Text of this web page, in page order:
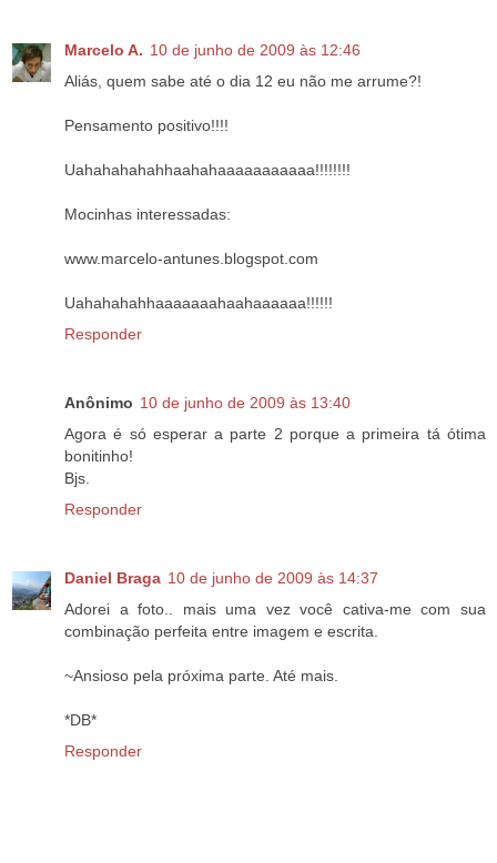
Marcelo A. 10 de junho de 2009 às 12:46
Aliás, quem sabe até o dia 12 eu não me arrume?!
Pensamento positivo!!!!
Uahahahahahhaahahaaaaaaaaaaa!!!!!!!!
Mocinhas interessadas:
www.marcelo-antunes.blogspot.com
Uahahahahhaaaaaaahaahaaaaaa!!!!!!
Responder
Anônimo 10 de junho de 2009 às 13:40
Agora é só esperar a parte 2 porque a primeira tá ótima
bonitinho!
Bjs.
Responder
Daniel Braga 10 de junho de 2009 às 14:37
Adorei a foto.. mais uma vez você cativa-me com sua
combinação perfeita entre imagem e escrita.
~Ansioso pela próxima parte. Até mais.
*DB*
Responder